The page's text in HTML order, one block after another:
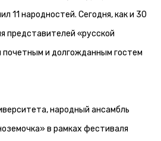
11 народностей. Сегодня, как и 30
представителей «русской
почетным и долгожданным гостем
народный ансамбль
в рамках фестиваля